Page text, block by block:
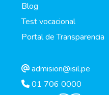
Blog
Test vocacional
Portal de Transparencia
admision@isil.pe
01 706 0000